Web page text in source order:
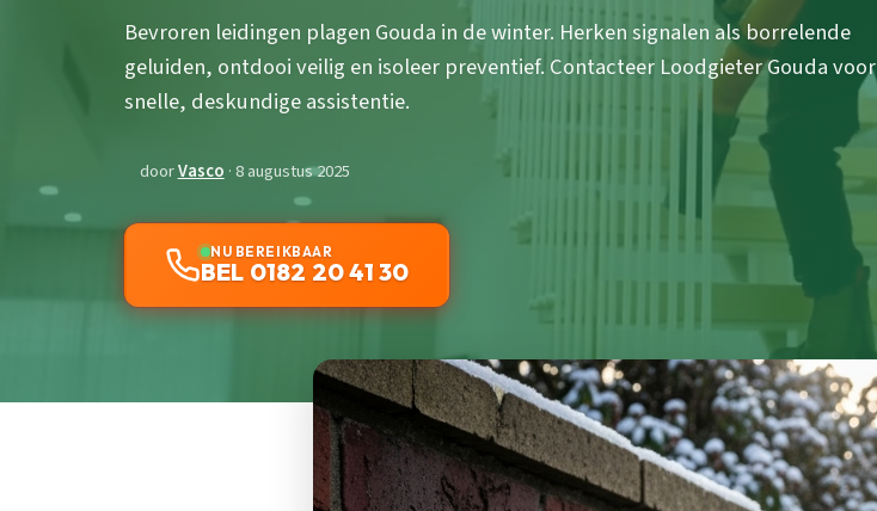
Bevroren leidingen plagen Gouda in de winter. Herken signalen als borrelende
geluiden, ontdooi veilig en isoleer preventief. Contacteer Loodgieter Gouda voor
snelle, deskundige assistentie.
doorVasco · 8 augustus 2025
NU BEREIKBAAR
BEL 0182 20 41 30